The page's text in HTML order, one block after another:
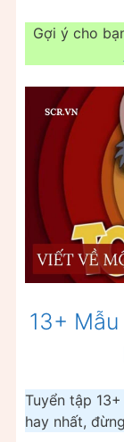
Gợi ý cho
13+
Tuyển tập
hay nhất,